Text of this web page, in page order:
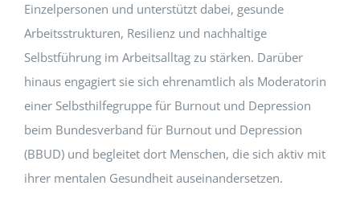
Einzelpersonen und unterstützt dabei, gesunde
Arbeitsstrukturen, Resilienz und nachhaltige
Selbstführung im Arbeitsalltag zu stärken. Darüber
hinaus engagiert sie sich ehrenamtlich als Moderatorin
einer Selbsthilfegruppe für Burnout und Depression
beim Bundesverband für Burnout und Depression
(BBUD) und begleitet dort Menschen, die sich aktiv mit
ihrer mentalen Gesundheit auseinandersetzen.